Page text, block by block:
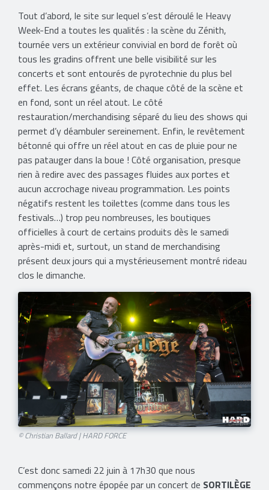
Tout d’abord, le site sur lequel s’est déroulé le Heavy
Week-End a toutes les qualités : la scène du Zénith,
tournée vers un extérieur convivial en bord de forêt où
tous les gradins offrent une belle visibilité sur les
concerts et sont entourés de pyrotechnie du plus bel
effet. Les écrans géants, de chaque côté de la scène et
en fond, sont un réel atout. Le côté
restauration/merchandising séparé du lieu des shows qui
permet d’y déambuler sereinement. Enfin, le revêtement
bétonné qui offre un réel atout en cas de pluie pour ne
pas patauger dans la boue ! Côté organisation, presque
rien à redire avec des passages fluides aux portes et
aucun accrochage niveau programmation. Les points
négatifs restent les toilettes (comme dans tous les
festivals…) trop peu nombreuses, les boutiques
officielles à court de certains produits dès le samedi
après-midi et, surtout, un stand de merchandising
présent deux jours qui a mystérieusement montré rideau
clos le dimanche.
© Christian Ballard | HARD FORCE​
C’est donc samedi 22 juin à 17h30 que nous
commençons notre épopée par un concert de SORTILÈGE